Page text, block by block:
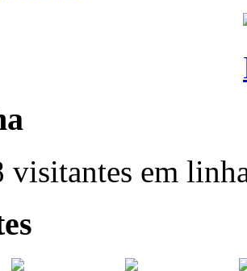
visitantes em